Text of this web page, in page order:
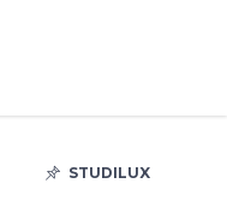
STUDILUX